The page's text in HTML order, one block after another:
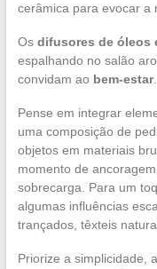
cerâmica para evocar a
Os difusores de óleos
espalhando no salão
convidam ao bem-estar.
Pense em integrar
uma composição de
objetos em materiais
momento de
sobrecarga. Para um
algumas influências
trançados, têxteis
Priorize a simplicidade,